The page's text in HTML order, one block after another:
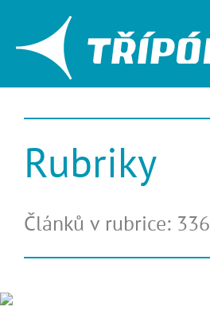
Rubriky
Článků v rubrice: 336